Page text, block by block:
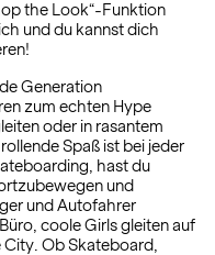
the Look“-Funktion
und du kannst dich
Generation
zum echten Hype
oder in rasantem
Spaß ist bei jeder
hast du
und
und Autofahrer
coole Girls gleiten auf
Ob Skateboard,